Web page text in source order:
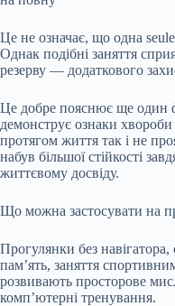
Це не означає, що одна
Однак подібні заняття
резерву — додаткового
Це добре пояснює ще один
демонструє ознаки
протягом життя так і не
набув більшої стійкості
життєвому досвіду.
Що можна застосувати на
Прогулянки без
пам’ять, заняття
розвивають просторове
комп’ютерні тренування.